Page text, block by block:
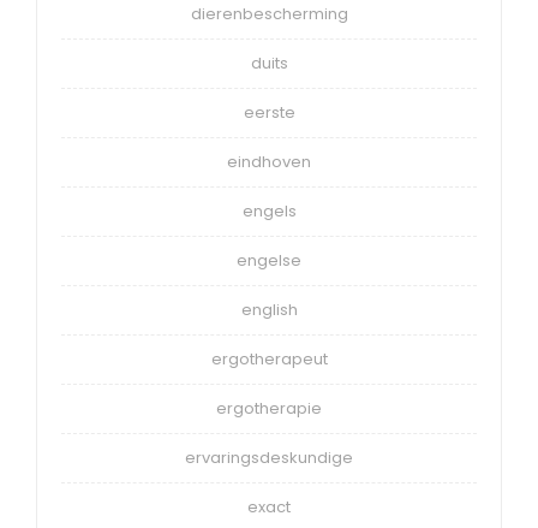
dierenbescherming
duits
eerste
eindhoven
engels
engelse
english
ergotherapeut
ergotherapie
ervaringsdeskundige
exact